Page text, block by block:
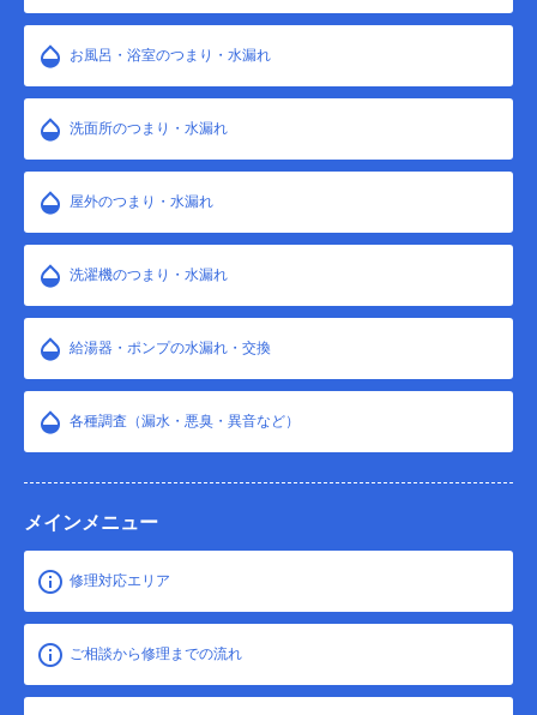
お風呂・浴室のつまり・水漏れ
洗面所のつまり・水漏れ
屋外のつまり・水漏れ
洗濯機のつまり・水漏れ
給湯器・ポンプの水漏れ・交換
各種調査（漏水・悪臭・異音など）
メインメニュー
修理対応エリア
ご相談から修理までの流れ